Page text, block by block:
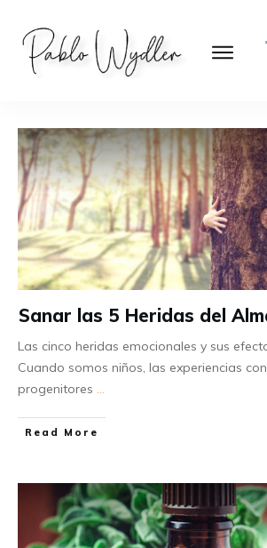
Sanar las 5 Heridas del
Las cinco heridas emocionales y sus
Cuando somos niños, las experiencias
progenitores ...
Read More